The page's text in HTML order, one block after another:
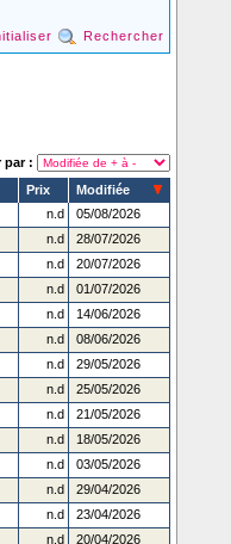
Rechercher
par :
Prix
Modifiée
n.d
05/08/2026
n.d
28/07/2026
n.d
20/07/2026
n.d
01/07/2026
n.d
14/06/2026
n.d
08/06/2026
n.d
29/05/2026
n.d
25/05/2026
n.d
21/05/2026
n.d
18/05/2026
n.d
03/05/2026
n.d
29/04/2026
n.d
23/04/2026
n.d
20/04/2026